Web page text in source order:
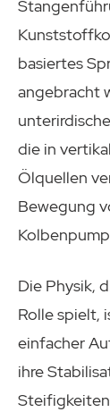
basiertes
angebracht
die in
Ölquellen
Bewegung
Die Physik,
Rolle spielt,
einfacher
ihre